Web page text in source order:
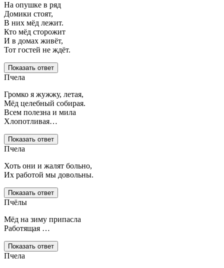
На опушке в ряд
Домики стоят,
В них мёд лежит.
Кто мёд сторожит
И в домах живёт,
Тот гостей не ждёт.
Показать ответ
Пчела
Громко я жужжу, летая,
Мёд целебный собирая.
Всем полезна и мила
Хлопотливая…
Показать ответ
Пчела
Хоть они и жалят больно,
Их работой мы довольны.
Показать ответ
Пчёлы
Мёд на зиму припасла
Работящая …
Показать ответ
Пчела